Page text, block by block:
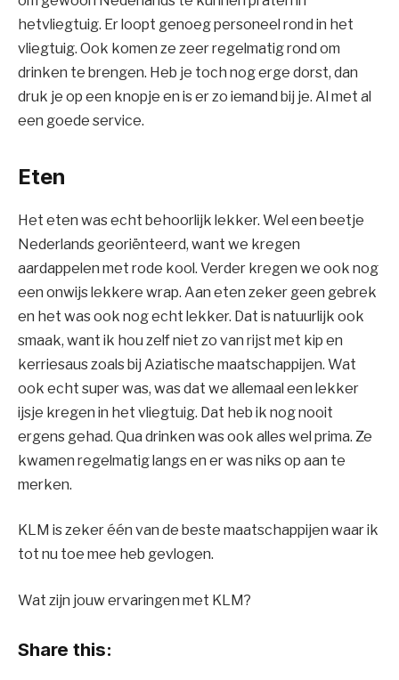
hetvliegtuig. Er loopt genoeg personeel rond in het
vliegtuig. Ook komen ze zeer regelmatig rond om
drinken te brengen. Heb je toch nog erge dorst, dan
druk je op een knopje en is er zo iemand bij je. Al met al
een goede service.
Eten
Het eten was echt behoorlijk lekker. Wel een beetje
Nederlands georiënteerd, want we kregen
aardappelen met rode kool. Verder kregen we ook nog
een onwijs lekkere wrap. Aan eten zeker geen gebrek
en het was ook nog echt lekker. Dat is natuurlijk ook
smaak, want ik hou zelf niet zo van rijst met kip en
kerriesaus zoals bij Aziatische maatschappijen. Wat
ook echt super was, was dat we allemaal een lekker
ijsje kregen in het vliegtuig. Dat heb ik nog nooit
ergens gehad. Qua drinken was ook alles wel prima. Ze
kwamen regelmatig langs en er was niks op aan te
merken.
KLM is zeker één van de beste maatschappijen waar ik
tot nu toe mee heb gevlogen.
Wat zijn jouw ervaringen met KLM?
Share this: